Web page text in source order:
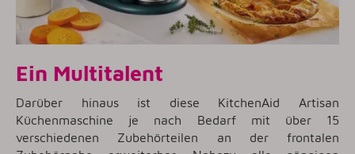
Ein Multitalent
Darüber hinaus ist diese KitchenAid Artisan
Küchenmaschine je nach Bedarf mit über 15
verschiedenen Zubehörteilen an der frontalen